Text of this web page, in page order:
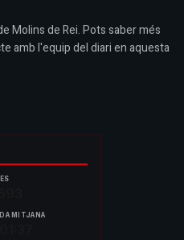
Molins de Rei. Pots saber més
amb l'equip del diari en aquesta